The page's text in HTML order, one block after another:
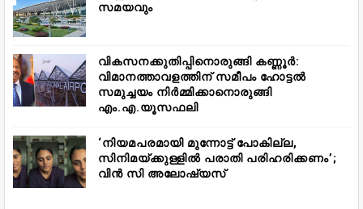
സമയവും
വികസനക്കുതിപ്പിനൊരുങ്ങി കണ്ണൂർ:
വിമാനത്താവളത്തിന് സമീപം ഹോട്ടൽ
സമുച്ചയം നിർമ്മിക്കാനൊരുങ്ങി
എം.എ.യൂസഫലി
‘നിയമപരമായി മുന്നോട്ട് പോകില്ല,
സിനിമയ്ക്കുള്ളിൽ പരാതി പരിഹരിക്കണം’;
വിൻ സി അലോഷ്യസ്